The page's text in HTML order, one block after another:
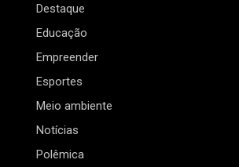
Destaque
Educação
Empreender
Esportes
Meio ambiente
Notícias
Polêmica